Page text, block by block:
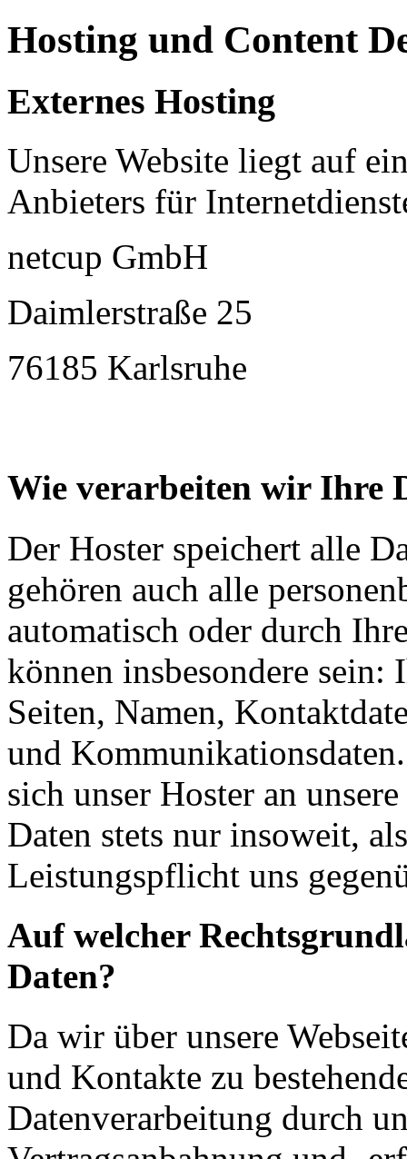
Hosting und Content
Externes Hosting
Unsere Website liegt auf
Anbieters für
netcup GmbH
Daimlerstraße 25
76185 Karlsruhe
Wie verarbeiten wir Ihre
Der Hoster speichert alle
gehören auch alle
automatisch oder durch
können insbesondere sein:
Seiten, Namen,
und
sich unser Hoster an
Daten stets nur insoweit,
Leistungspflicht uns
Auf welcher
Daten?
Da wir über unsere
und Kontakte zu
Datenverarbeitung durch